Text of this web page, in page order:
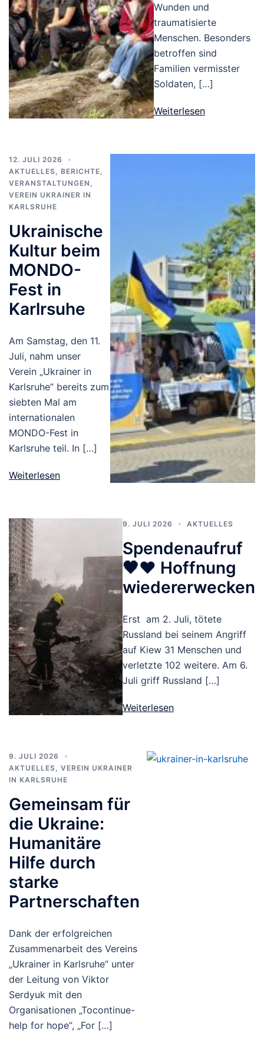
Wunden und
traumatisierte
Menschen. Besonders
betroffen sind
Familien vermisster
Soldaten, […]
Weiterlesen
12. JULI 2026
AKTUELLES
BERICHTE
VERANSTALTUNGEN
VEREIN UKRAINER IN
KARLSRUHE
Ukrainische
Kultur beim
MONDO-
Fest in
Karlrsuhe
Am Samstag, den 11.
Juli, nahm unser
Verein „Ukrainer in
Karlsruhe“ bereits zum
siebten Mal am
internationalen
MONDO-Fest in
Karlsruhe teil. In […]
Weiterlesen
9. JULI 2026 AKTUELLES
Spendenaufruf
🖤❤️ Hoffnung
wiedererwecken
Erst am 2. Juli, tötete
Russland bei seinem Angriff
auf Kiew 31 Menschen und
verletzte 102 weitere. Am 6.
Juli griff Russland […]
Weiterlesen
9. JULI 2026
AKTUELLES
VEREIN UKRAINER
IN KARLSRUHE
Gemeinsam für
die Ukraine:
Humanitäre
Hilfe durch
starke
Partnerschaften
Dank der erfolgreichen
Zusammenarbeit des Vereins
„Ukrainer in Karlsruhe“ unter
der Leitung von Viktor
Serdyuk mit den
Organisationen „Tocontinue-
help for hope“, „For […]